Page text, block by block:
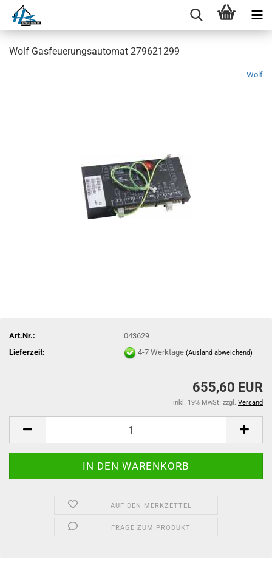
Wolf Gasfeuerungsautomat 279621299
Wolf
Art.Nr.:
043629
Lieferzeit:
4-7 Werktage(Ausland abweichend)
655,60 EUR
inkl. 19% MwSt. zzgl. Versand
AUF DEN MERKZETTEL
FRAGE ZUM PRODUKT